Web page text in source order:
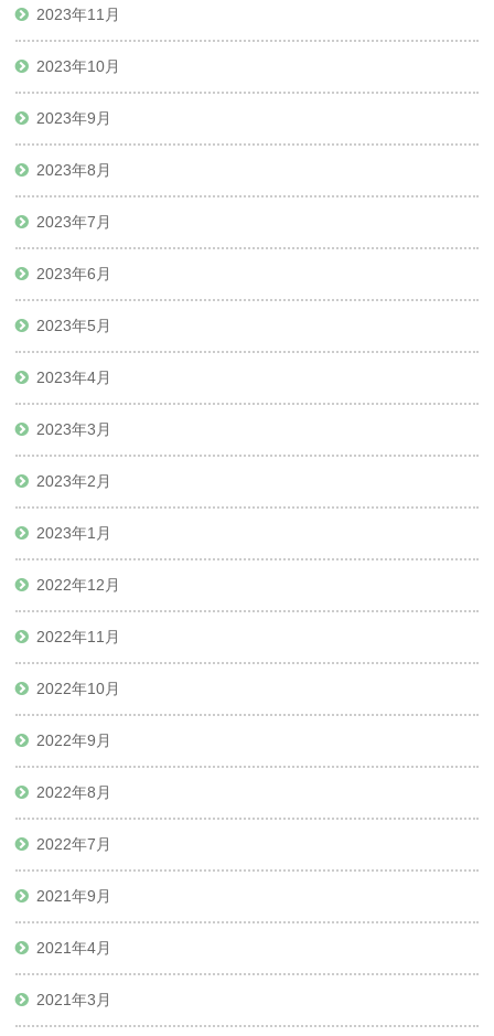
2023年11月
2023年10月
2023年9月
2023年8月
2023年7月
2023年6月
2023年5月
2023年4月
2023年3月
2023年2月
2023年1月
2022年12月
2022年11月
2022年10月
2022年9月
2022年8月
2022年7月
2021年9月
2021年4月
2021年3月